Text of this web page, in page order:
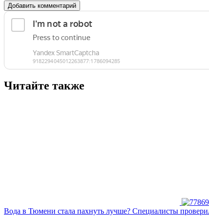
Добавить комментарий
Читайте также
Вода в Тюмени стала пахнуть лучше? Специалисты